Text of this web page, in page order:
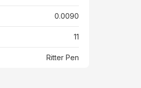
0.0090
11
Ritter Pen